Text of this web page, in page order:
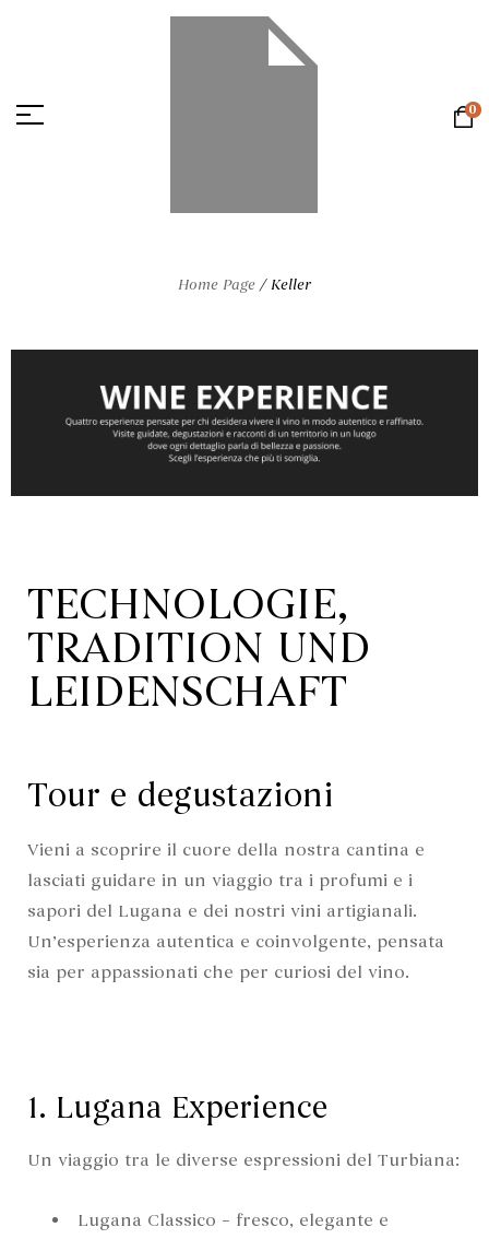
0
Home Page /Keller
TECHNOLOGIE,
TRADITION UND
LEIDENSCHAFT
Tour e degustazioni
Vieni a scoprire il cuore della nostra cantina e
lasciati guidare in un viaggio tra i profumi e i
sapori del Lugana e dei nostri vini artigianali.
Un’esperienza autentica e coinvolgente, pensata
sia per appassionati che per curiosi del vino.
1. Lugana Experience
Un viaggio tra le diverse espressioni del Turbiana:
Lugana Classico – fresco, elegante e